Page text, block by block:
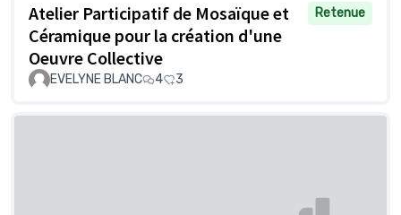
Atelier Participatif de Mosaïque et
Céramique pour la création d'une
Oeuvre Collective
Retenue
EVELYNE BLANC 4 3